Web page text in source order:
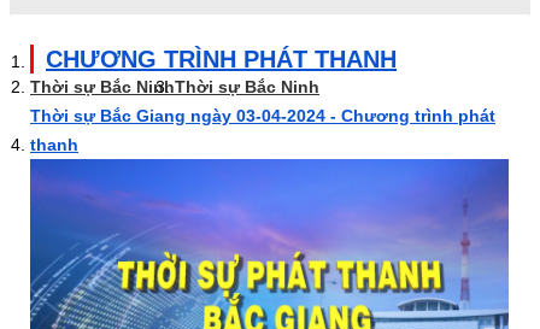
CHƯƠNG TRÌNH PHÁT THANH
Thời sự Bắc NinhThời sự Bắc Ninh
Thời sự Bắc Giang ngày 03-04-2024 - Chương trình phát
thanh